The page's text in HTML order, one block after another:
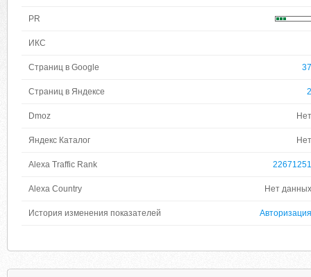
PR
ИКС
Страниц в Google 37
Страниц в Яндексе 2
Dmoz Нет
Яндекс Каталог Нет
Alexa Traffic Rank 22671251
Alexa Country Нет данных
История изменения показателей Авторизация